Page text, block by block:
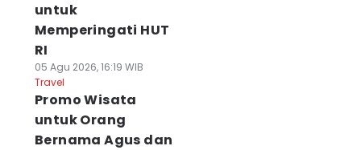
untuk
Memperingati HUT
RI
05 Agu 2026, 16:19 WIB
Travel
Promo Wisata
untuk Orang
Bernama Agus dan